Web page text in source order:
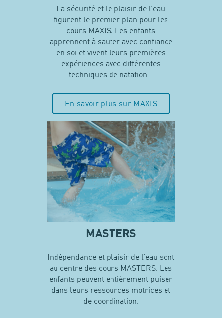
La sécurité et le plaisir de l’eau
figurent le premier plan pour les
cours MAXIS. Les enfants
apprennent à sauter avec confiance
en soi et vivent leurs premières
expériences avec différentes
techniques de natation…
En savoir plus sur MAXIS
MASTERS
Indépendance et plaisir de l’eau sont
au centre des cours MASTERS. Les
enfants peuvent entièrement puiser
dans leurs ressources motrices et
de coordination.